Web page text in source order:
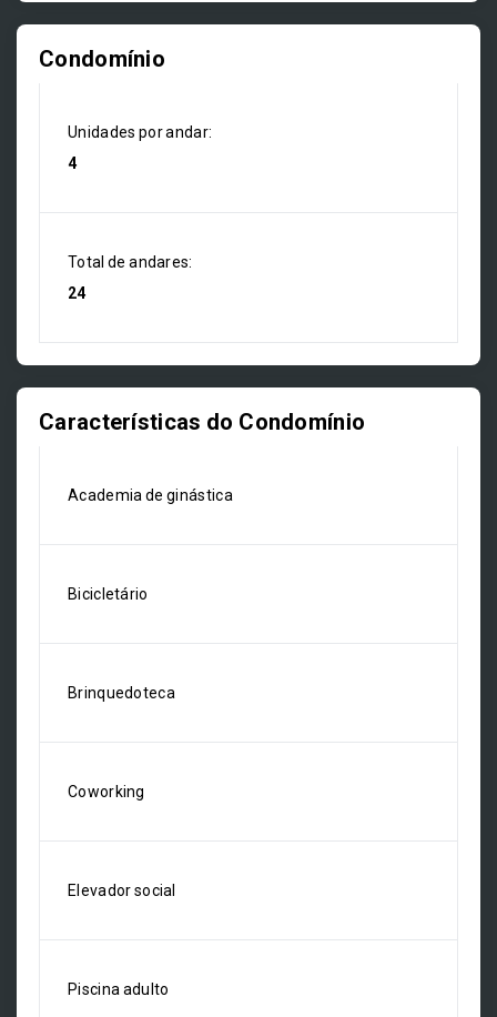
Condomínio
Unidades por andar:
4
Total de andares:
24
Características do Condomínio
Academia de ginástica
Bicicletário
Brinquedoteca
Coworking
Elevador social
Piscina adulto